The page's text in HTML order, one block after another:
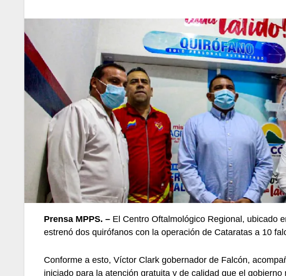
Prensa MPPS. – El Centro Oftalmológico Regional, ubicado
estrenó dos quirófanos con la operación de Cataratas a 10
Conforme a esto, Víctor Clark gobernador de Falcón,
iniciado para la atención gratuita y de calidad que el